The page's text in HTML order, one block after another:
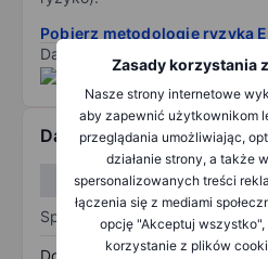
Zasady korzystania
Nasze strony internetowe
aby zapewnić użytkownikom
przeglądania umożliwiając,
działanie strony, a także
spersonalizowanych treści
łączenia się z mediami
opcję "Akceptuj
korzystanie z plików
Pobierz metodologię ryzyka
Dane dostarczone przez
Dane finansowe
Sprawozdanie z zysków
Dochód